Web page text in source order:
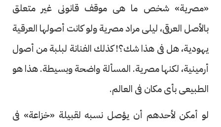
«مصرية» شخص ما هى موقف قانونى غير متعلق
بالأصل العرقى، ليلى مراد مصرية ولو كانت أصولها العرقية
يهودية، هل فى هذا شك؟! كذلك الفنانة لبلبة من أصول
أرمينية، لكنها مصرية. المسألة واضحة وبسيطة. هذا هو
الطبيعى بأى مكان فى العالم.
لو أمكن لأحدهم أن يؤصل نسبه لقبيلة «خزاعة» فى